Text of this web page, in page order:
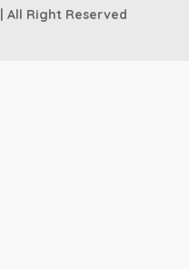
All Right Reserved